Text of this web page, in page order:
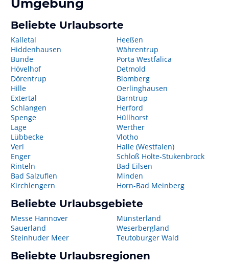
Umgebung
Beliebte Urlaubsorte
Kalletal
Hiddenhausen
Bünde
Hövelhof
Dörentrup
Hille
Extertal
Schlangen
Spenge
Lage
Lübbecke
Verl
Enger
Rinteln
Bad Salzuflen
Kirchlengern
Heeßen
Währentrup
Porta Westfalica
Detmold
Blomberg
Oerlinghausen
Barntrup
Herford
Hüllhorst
Werther
Vlotho
Halle (Westfalen)
Schloß Holte-Stukenbrock
Bad Eilsen
Minden
Horn-Bad Meinberg
Beliebte Urlaubsgebiete
Messe Hannover
Sauerland
Steinhuder Meer
Münsterland
Weserbergland
Teutoburger Wald
Beliebte Urlaubsregionen